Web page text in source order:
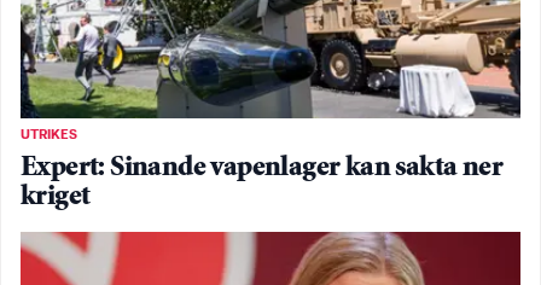
UTRIKES
Expert: Sinande vapenlager kan sakta ner
kriget